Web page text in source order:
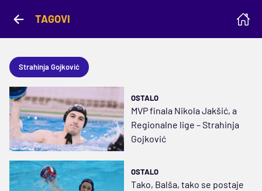
TAGOVI
Strahinja Gojković
OSTALO
MVP finala Nikola Jakšić, a
Regionalne lige – Strahinja
Gojković
OSTALO
Tako, Balša, tako se postaje